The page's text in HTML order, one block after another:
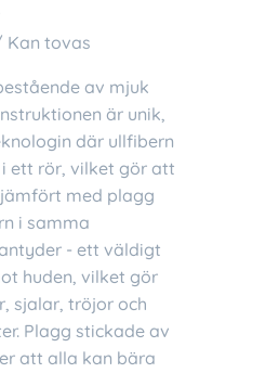
Kan tovas
av mjuk
är unik,
där ullfibern
ett rör, vilket gör att
med plagg
i samma
- ett väldigt
huden, vilket gör
sjalar, tröjor och
Plagg stickade av
att alla kan bära